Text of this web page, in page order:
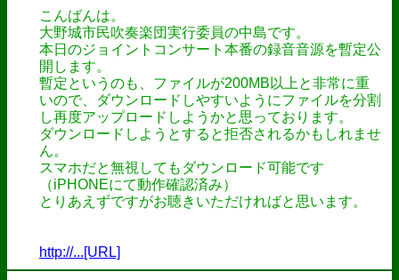
こんばんは。
大野城市民吹奏楽団実行委員の中島です。
本日のジョイントコンサート本番の録音音源を暫定公
開します。
暫定というのも、ファイルが200MB以上と非常に重
いので、ダウンロードしやすいようにファイルを分割
し再度アップロードしようかと思っております。
ダウンロードしようとすると拒否されるかもしれませ
ん。
スマホだと無視してもダウンロード可能です
（iPHONEにて動作確認済み）
とりあえずですがお聴きいただければと思います。
http://...[URL]